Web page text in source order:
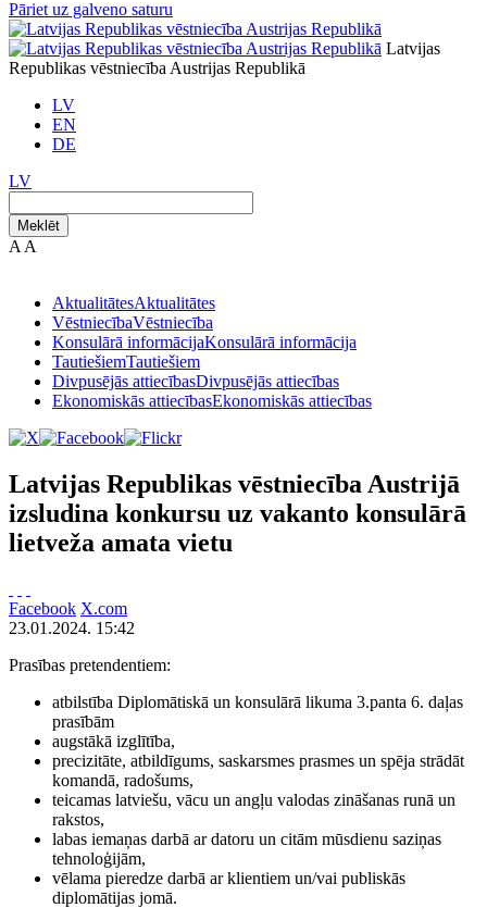
Pāriet uz galveno saturu
Latvijas
Republikas vēstniecība Austrijas Republikā
LV
EN
DE
LV
Meklēt
A A
AktualitātesAktualitātes
VēstniecībaVēstniecība
Konsulārā informācijaKonsulārā informācija
TautiešiemTautiešiem
Divpusējās attiecībasDivpusējās attiecības
Ekonomiskās attiecībasEkonomiskās attiecības
Latvijas Republikas vēstniecība Austrijā
izsludina konkursu uz vakanto konsulārā
lietveža amata vietu
Facebook X.com
23.01.2024. 15:42
Prasības pretendentiem:
atbilstība Diplomātiskā un konsulārā likuma 3.panta 6. daļas
prasībām
augstākā izglītība,
precizitāte, atbildīgums, saskarsmes prasmes un spēja strādāt
komandā, radošums,
teicamas latviešu, vācu un angļu valodas zināšanas runā un
rakstos,
labas iemaņas darbā ar datoru un citām mūsdienu saziņas
tehnoloģijām,
vēlama pieredze darbā ar klientiem un/vai publiskās
diplomātijas jomā.